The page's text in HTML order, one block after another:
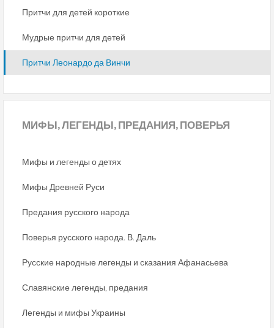
Притчи для детей короткие
Мудрые притчи для детей
Притчи Леонардо да Винчи
МИФЫ,ЛЕГЕНДЫ, ПРЕДАНИЯ, ПОВЕРЬЯ
Мифы и легенды о детях
Мифы Древней Руси
Предания русского народа
Поверья русского народа. В. Даль
Русские народные легенды и сказания Афанасьева
Славянские легенды, предания
Легенды и мифы Украины